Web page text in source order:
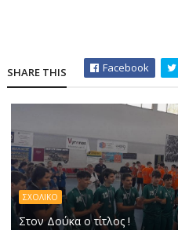
SHARE THIS Facebook
ΣΧΟΛΙΚΟ
Στον Δούκα ο τίτλος !